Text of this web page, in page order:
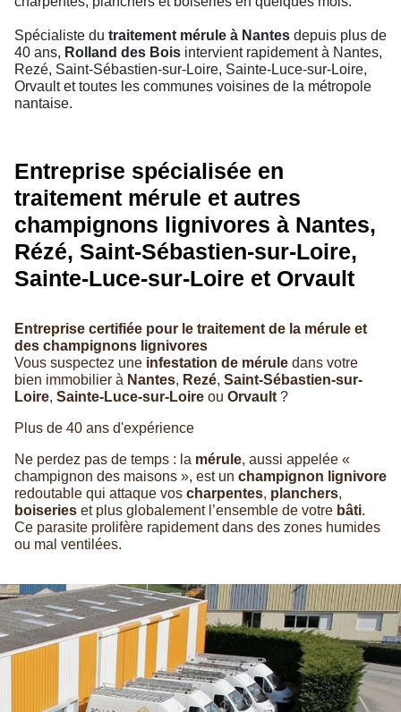
Spécialiste du traitement mérule à Nantes depuis plus de
40 ans, Rolland des Bois intervient rapidement à Nantes,
Rezé, Saint-Sébastien-sur-Loire, Sainte-Luce-sur-Loire,
Orvault et toutes les communes voisines de la métropole
nantaise.
Entreprise spécialisée en
traitement mérule et autres
champignons lignivores à Nantes,
Rézé, Saint-Sébastien-sur-Loire,
Sainte-Luce-sur-Loire et Orvault
Entreprise certifiée pour le traitement de la mérule et
des champignons lignivores
Vous suspectez une infestation de mérule dans votre
bien immobilier à Nantes, Rezé, Saint-Sébastien-sur-
Loire, Sainte-Luce-sur-Loire ou Orvault ?
Plus de 40 ans d'expérience
Ne perdez pas de temps : la mérule, aussi appelée «
champignon des maisons », est un champignon lignivore
redoutable qui attaque vos charpentes, planchers,
boiseries et plus globalement l’ensemble de votre bâti.
Ce parasite prolifère rapidement dans des zones humides
ou mal ventilées.